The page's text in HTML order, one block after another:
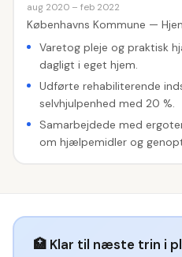
aug 2020 – feb 2022
Københavns Kommune —
Varetog pleje og praktisk
dagligt i eget hjem.
Udførte rehabiliterende
selvhjulpenhed med 20 %.
Samarbejdede med
om hjælpemidler og
🏥 Klar til næste trin i